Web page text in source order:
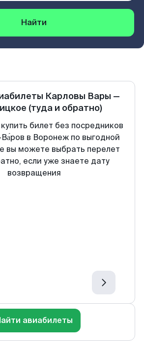
Найти
Карловы Вары —
(туда и обратно)
билет без посредников
в Воронеж по выгодной
вы можете выбрать перелет
если уже знаете дату
возвращения
авиабилеты